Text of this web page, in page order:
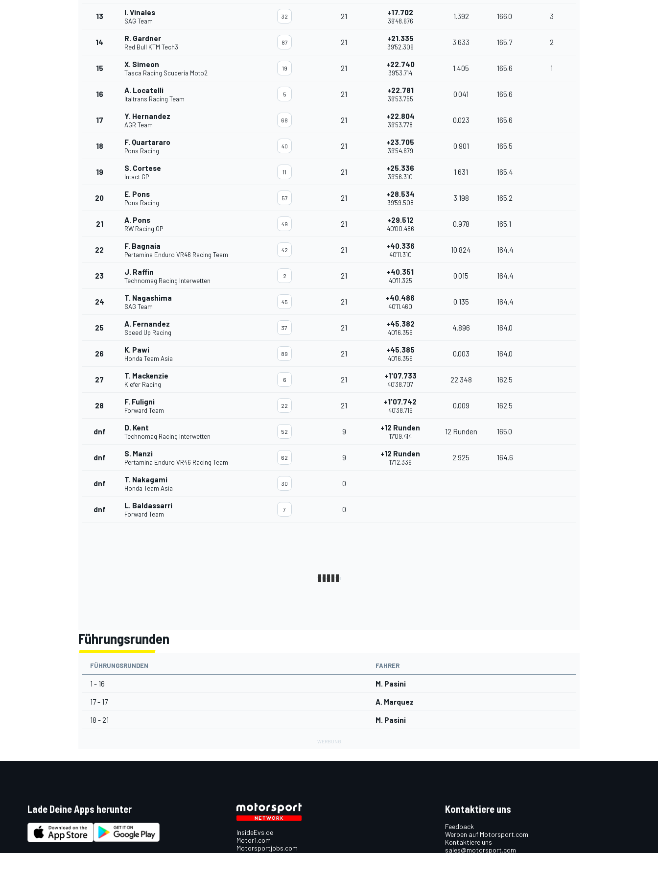
13 I. Vinales
SAG Team
32 21 +17.702
39'48.676
1.392 166.0 3
14 R. Gardner
Red Bull KTM Tech3
87 21 +21.335
39'52.309
3.633 165.7 2
15 X. Simeon
Tasca Racing Scuderia Moto2
19 21 +22.740
39'53.714
1.405 165.6 1
16 A. Locatelli
Italtrans Racing Team
5 21 +22.781
39'53.755
0.041 165.6
17 Y. Hernandez
AGR Team
68 21 +22.804
39'53.778
0.023 165.6
18 F. Quartararo
Pons Racing
40 21 +23.705
39'54.679
0.901 165.5
19 S. Cortese
Intact GP
11 21 +25.336
39'56.310
1.631 165.4
20 E. Pons
Pons Racing
57 21 +28.534
39'59.508
3.198 165.2
21 A. Pons
RW Racing GP
49 21 +29.512
40'00.486
0.978 165.1
22 F. Bagnaia
Pertamina Enduro VR46 Racing Team
42 21 +40.336
40'11.310
10.824 164.4
23 J. Raffin
Technomag Racing Interwetten
2 21 +40.351
40'11.325
0.015 164.4
24 T. Nagashima
SAG Team
45 21 +40.486
40'11.460
0.135 164.4
25 A. Fernandez
Speed Up Racing
37 21 +45.382
40'16.356
4.896 164.0
26 K. Pawi
Honda Team Asia
89 21 +45.385
40'16.359
0.003 164.0
27 T. Mackenzie
Kiefer Racing
6 21 +1'07.733
40'38.707
22.348 162.5
28 F. Fuligni
Forward Team
22 21 +1'07.742
40'38.716
0.009 162.5
dnf D. Kent
Technomag Racing Interwetten
52 9 +12 Runden
17'09.414
12 Runden 165.0
dnf S. Manzi
Pertamina Enduro VR46 Racing Team
62 9 +12 Runden
17'12.339
2.925 164.6
dnf T. Nakagami
Honda Team Asia
30 0
dnf L. Baldassarri
Forward Team
7 0
Führungsrunden
FÜHRUNGSRUNDEN FAHRER
1 - 16 M. Pasini
17 - 17 A. Marquez
18 - 21 M. Pasini
Lade Deine Apps herunter
InsideEvs.de
Motor1.com
Motorsportjobs.com
Autosport.com
Kontaktiere uns
Feedback
Werben auf Motorsport.com
Kontaktiere uns
sales@motorsport.com